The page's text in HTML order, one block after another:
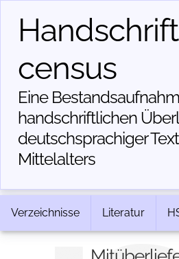
census
Eine
handschriftlichen
deutschsprachiger
Mittelalters
Verzeichnisse Literatur